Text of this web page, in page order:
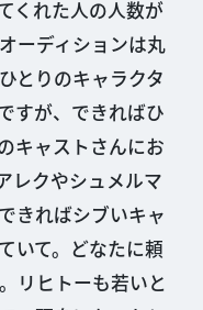
くれた人の人数が
ーディションは丸
とりのキャラクタ
すが、できればひ
キャストさんにお
レクやシュメルマ
きればシブいキャ
いて。どなたに頼
リヒトーも若いと